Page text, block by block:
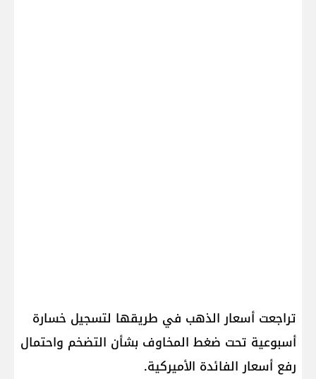
تراجعت ‌أسعار ​الذهب في طريقها لتسجيل خسارة
أسبوعية تحت ضغط المخاوف بشأن التضخم واحتمال
رفع أسعار الفائدة الأميركية.